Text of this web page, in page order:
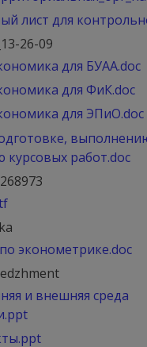
лист для
26-09
для БУАА.doc
для ФиК.doc
для ЭПиО.doc
работ.doc
эконометрике.doc
и внешняя среда